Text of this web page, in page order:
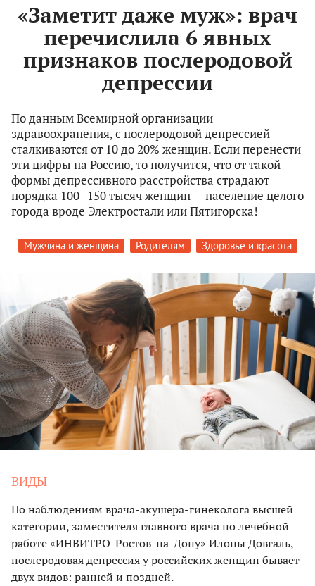
«Заметит даже муж»: врач
перечислила 6 явных
признаков послеродовой
депрессии
По данным Всемирной организации
здравоохранения, с послеродовой депрессией
сталкиваются от 10 до 20% женщин. Если перенести
эти цифры на Россию, то получится, что от такой
формы депрессивного расстройства страдают
порядка 100–150 тысяч женщин — население целого
города вроде Электростали или Пятигорска!
Мужчина и женщина Родителям Здоровье и красота
ВИДЫ
По наблюдениям врача-акушера-гинеколога высшей
категории, заместителя главного врача по лечебной
работе «ИНВИТРО-Ростов-на-Дону» Илоны Довгаль,
послеродовая депрессия у российских женщин бывает
двух видов: ранней и поздней.